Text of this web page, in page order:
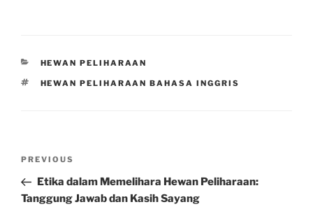
CATEGORIES
HEWAN PELIHARAAN
TAGS
HEWAN PELIHARAAN BAHASA INGGRIS
Previous
Post
PREVIOUS
Etika dalam Memelihara Hewan Peliharaan:
Tanggung Jawab dan Kasih Sayang